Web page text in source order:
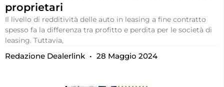
proprietari
Il livello di redditività delle auto in leasing a fine contratto
spesso fa la differenza tra profitto e perdita per le società di
leasing. Tuttavia,
Redazione Dealerlink 28 Maggio 2024